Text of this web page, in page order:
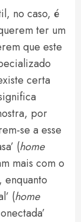
no caso, é
ter um
que este
certa
por
se a esse
(home
mais com o
enquanto
(home